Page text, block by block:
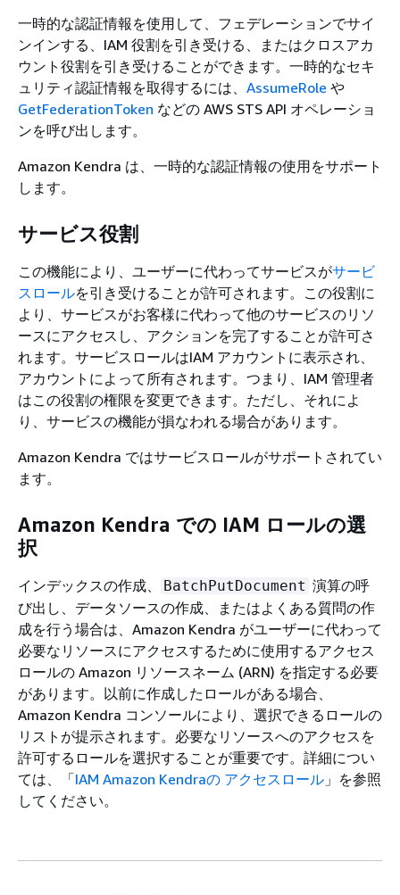
一時的な認証情報を使用して、フェデレーションでサイ
ンインする、IAM 役割を引き受ける、またはクロスアカ
ウント役割を引き受けることができます。一時的なセキ
ュリティ認証情報を取得するには、 AssumeRole や
GetFederationToken などの AWS STS API オペレーショ
ンを呼び出します。
Amazon Kendra は、一時的な認証情報の使用をサポート
します。
サービス役割
この機能により、ユーザーに代わってサービスがサービ
スロールを引き受けることが許可されます。この役割に
より、サービスがお客様に代わって他のサービスのリソ
ースにアクセスし、アクションを完了することが許可さ
れます。サービスロールはIAM アカウントに表示され、
アカウントによって所有されます。つまり、IAM 管理者
はこの役割の権限を変更できます。ただし、それによ
り、サービスの機能が損なわれる場合があります。
Amazon Kendra ではサービスロールがサポートされてい
ます。
Amazon Kendra での IAM ロールの選
択
インデックスの作成、 BatchPutDocument 演算の呼
び出し、データソースの作成、またはよくある質問の作
成を行う場合は、Amazon Kendra がユーザーに代わって
必要なリソースにアクセスするために使用するアクセス
ロールの Amazon リソースネーム (ARN) を指定する必要
があります。以前に作成したロールがある場合、
Amazon Kendra コンソールにより、選択できるロールの
リストが提示されます。必要なリソースへのアクセスを
許可するロールを選択することが重要です。詳細につい
ては、「IAM Amazon Kendraの アクセスロール 」を参照
してください。